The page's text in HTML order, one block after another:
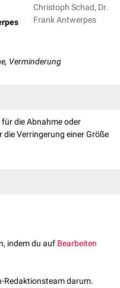
Christoph Schad, Dr.
Frank Antwerpes
Verminderung
die Abnahme oder
Verringerung einer Größe
zum Beispiel für das
indem du auf Bearbeiten
Redaktionsteam darum.